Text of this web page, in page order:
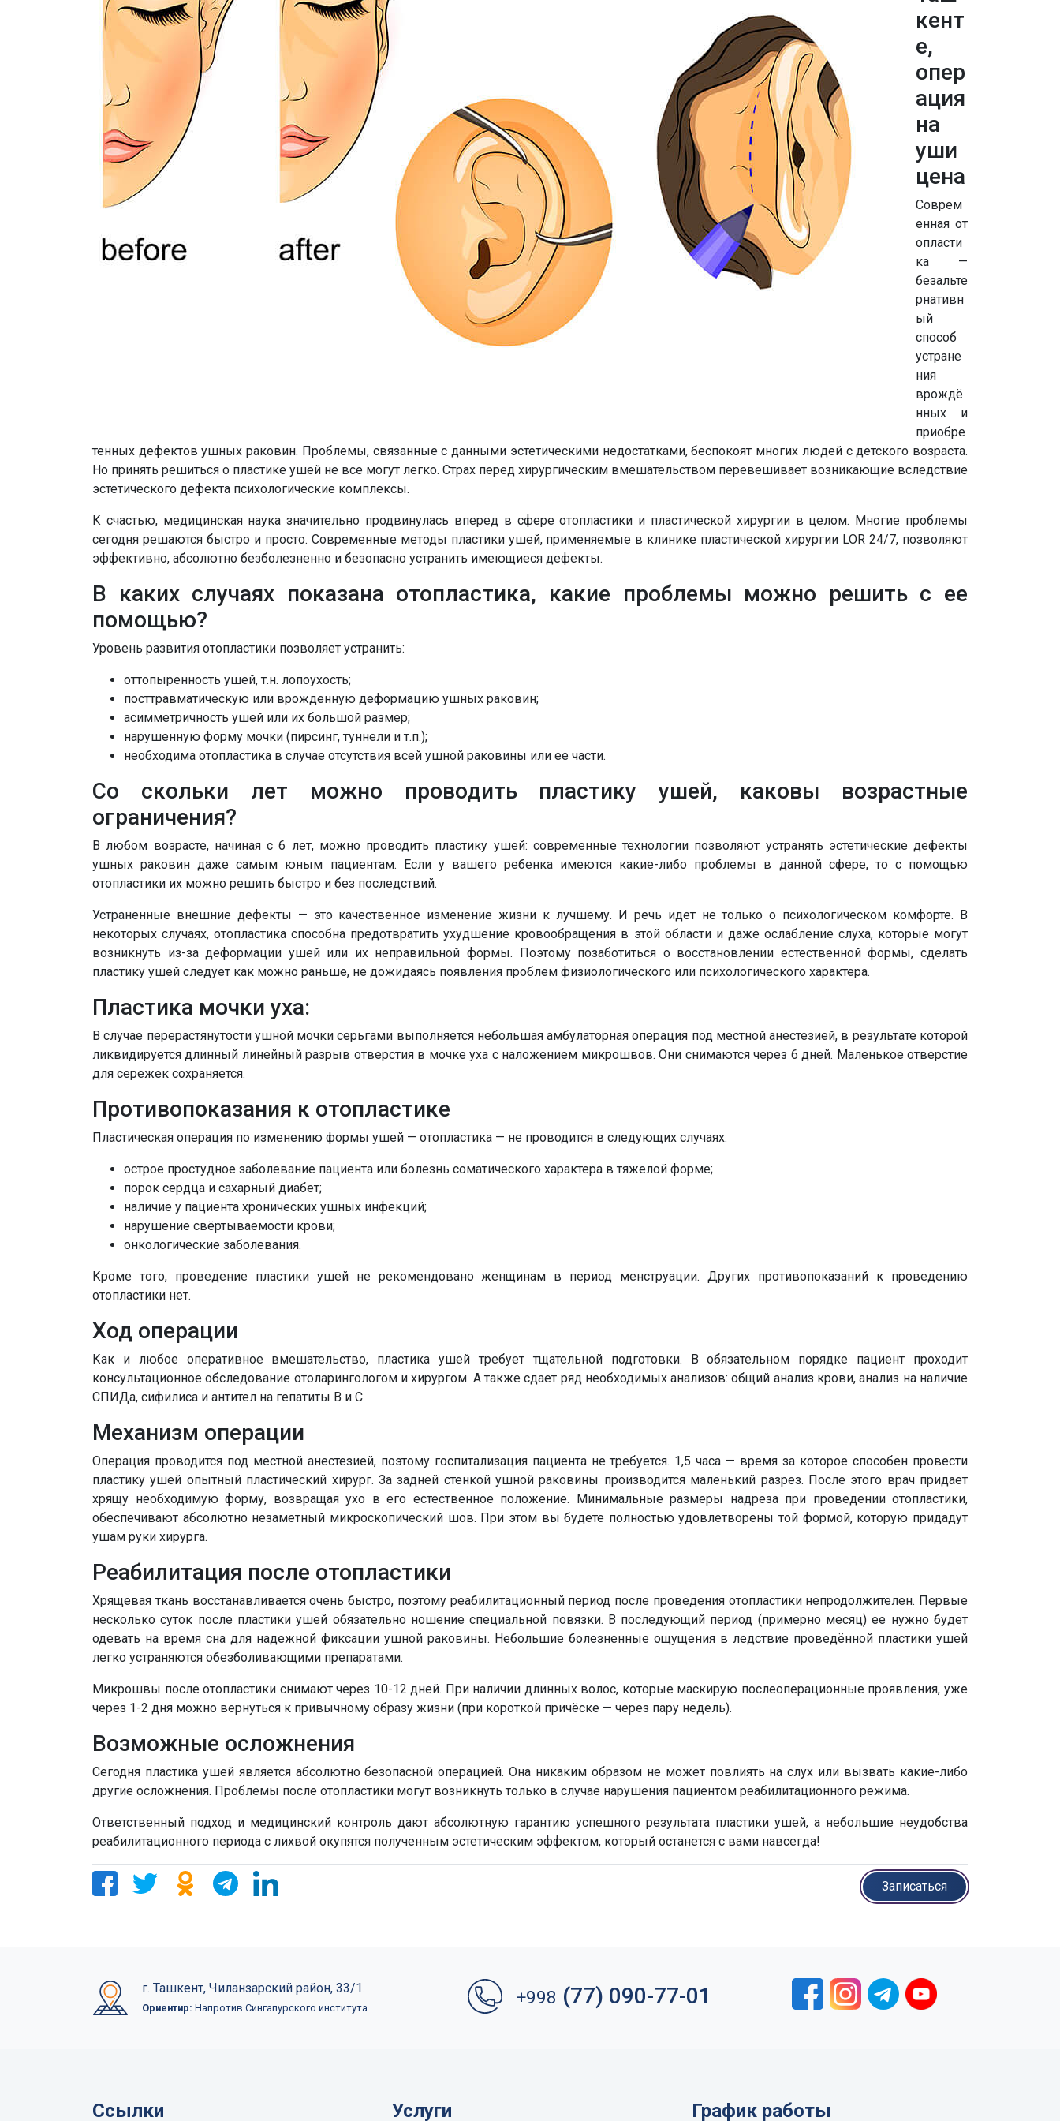
кент
е,
опер
ация
на
уши
цена
Соврем
енная от
опласти
ка —
безальте
рнативн
ый
способ
устране
ния
врождё
нных и
приобре
тенных дефектов ушных раковин. Проблемы, связанные с данными эстетическими недостатками, беспокоят многих людей с детского возраста.
Но принять решиться о пластике ушей не все могут легко. Страх перед хирургическим вмешательством перевешивает возникающие вследствие
эстетического дефекта психологические комплексы.
К счастью, медицинская наука значительно продвинулась вперед в сфере отопластики и пластической хирургии в целом. Многие проблемы
сегодня решаются быстро и просто. Современные методы пластики ушей, применяемые в клинике пластической хирургии LOR 24/7, позволяют
эффективно, абсолютно безболезненно и безопасно устранить имеющиеся дефекты.
В каких случаях показана отопластика, какие проблемы можно решить с ее
помощью?
Уровень развития отопластики позволяет устранить:
оттопыренность ушей, т.н. лопоухость;
посттравматическую или врожденную деформацию ушных раковин;
асимметричность ушей или их большой размер;
нарушенную форму мочки (пирсинг, туннели и т.п.);
необходима отопластика в случае отсутствия всей ушной раковины или ее части.
Со скольки лет можно проводить пластику ушей, каковы возрастные
ограничения?
В любом возрасте, начиная с 6 лет, можно проводить пластику ушей: современные технологии позволяют устранять эстетические дефекты
ушных раковин даже самым юным пациентам. Если у вашего ребенка имеются какие-либо проблемы в данной сфере, то с помощью
отопластики их можно решить быстро и без последствий.
Устраненные внешние дефекты — это качественное изменение жизни к лучшему. И речь идет не только о психологическом комфорте. В
некоторых случаях, отопластика способна предотвратить ухудшение кровообращения в этой области и даже ослабление слуха, которые могут
возникнуть из-за деформации ушей или их неправильной формы. Поэтому позаботиться о восстановлении естественной формы, сделать
пластику ушей следует как можно раньше, не дожидаясь появления проблем физиологического или психологического характера.
Пластика мочки уха:
В случае перерастянутости ушной мочки серьгами выполняется небольшая амбулаторная операция под местной анестезией, в результате которой
ликвидируется длинный линейный разрыв отверстия в мочке уха с наложением микрошвов. Они снимаются через 6 дней. Маленькое отверстие
для сережек сохраняется.
Противопоказания к отопластике
Пластическая операция по изменению формы ушей — отопластика — не проводится в следующих случаях:
острое простудное заболевание пациента или болезнь соматического характера в тяжелой форме;
порок сердца и сахарный диабет;
наличие у пациента хронических ушных инфекций;
нарушение свёртываемости крови;
онкологические заболевания.
Кроме того, проведение пластики ушей не рекомендовано женщинам в период менструации. Других противопоказаний к проведению
отопластики нет.
Ход операции
Как и любое оперативное вмешательство, пластика ушей требует тщательной подготовки. В обязательном порядке пациент проходит
консультационное обследование отоларингологом и хирургом. А также сдает ряд необходимых анализов: общий анализ крови, анализ на наличие
СПИДа, сифилиса и антител на гепатиты В и С.
Механизм операции
Операция проводится под местной анестезией, поэтому госпитализация пациента не требуется. 1,5 часа — время за которое способен провести
пластику ушей опытный пластический хирург. За задней стенкой ушной раковины производится маленький разрез. После этого врач придает
хрящу необходимую форму, возвращая ухо в его естественное положение. Минимальные размеры надреза при проведении отопластики,
обеспечивают абсолютно незаметный микроскопический шов. При этом вы будете полностью удовлетворены той формой, которую придадут
ушам руки хирурга.
Реабилитация после отопластики
Хрящевая ткань восстанавливается очень быстро, поэтому реабилитационный период после проведения отопластики непродолжителен. Первые
несколько суток после пластики ушей обязательно ношение специальной повязки. В последующий период (примерно месяц) ее нужно будет
одевать на время сна для надежной фиксации ушной раковины. Небольшие болезненные ощущения в ледствие проведённой пластики ушей
легко устраняются обезболивающими препаратами.
Микрошвы после отопластики снимают через 10-12 дней. При наличии длинных волос, которые маскирую послеоперационные проявления, уже
через 1-2 дня можно вернуться к привычному образу жизни (при короткой причёске — через пару недель).
Возможные осложнения
Сегодня пластика ушей является абсолютно безопасной операцией. Она никаким образом не может повлиять на слух или вызвать какие-либо
другие осложнения. Проблемы после отопластики могут возникнуть только в случае нарушения пациентом реабилитационного режима.
Ответственный подход и медицинский контроль дают абсолютную гарантию успешного результата пластики ушей, а небольшие неудобства
реабилитационного периода с лихвой окупятся полученным эстетическим эффектом, который останется с вами навсегда!
Записаться
г. Ташкент, Чиланзарский район, 33/1.
Ориентир: Напротив Сингапурского института.
+998 (77) 090-77-01
Ссылки Услуги График работы
Напишите в наш общий чат
Специалистов
Написать специалисту нет, спасибо